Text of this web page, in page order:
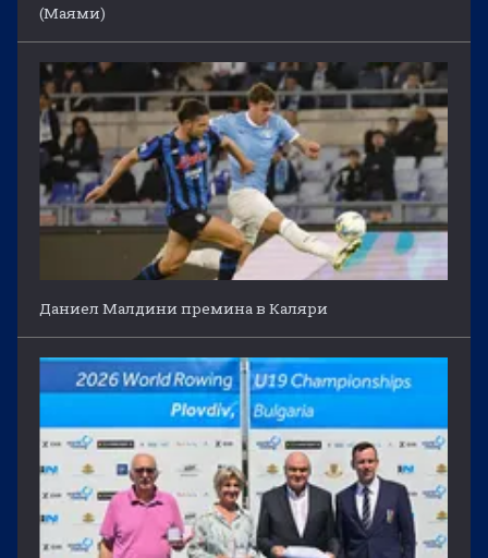
(Маями)
Даниел Малдини премина в Каляри